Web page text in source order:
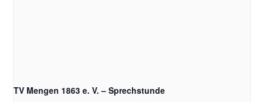
TV Mengen 1863 e. V. – Sprechstunde